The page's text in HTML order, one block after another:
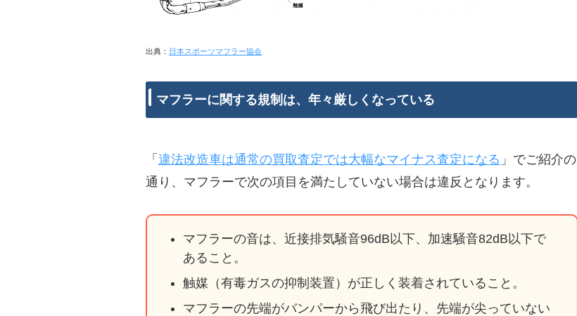
出典： 日本スポーツマフラー協会
マフラーに関する規制は、年々厳しくなっている
「 違法改造車は通常の買取査定では大幅なマイナス査定になる 」でご紹介の
通り、マフラーで次の項目を満たしていない場合は違反となります。
マフラーの音は、近接排気騒音96dB以下、加速騒音82dB以下で
あること。
触媒（有毒ガスの抑制装置）が正しく装着されていること。
マフラーの先端がバンパーから飛び出たり、先端が尖っていない